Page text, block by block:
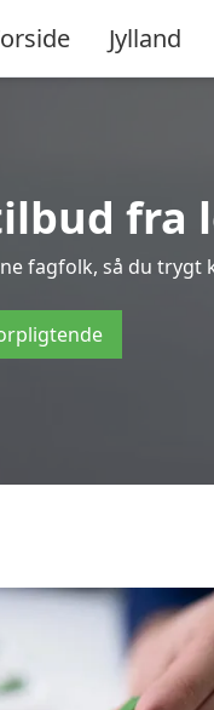
Jylland
fra
fagfolk, så du